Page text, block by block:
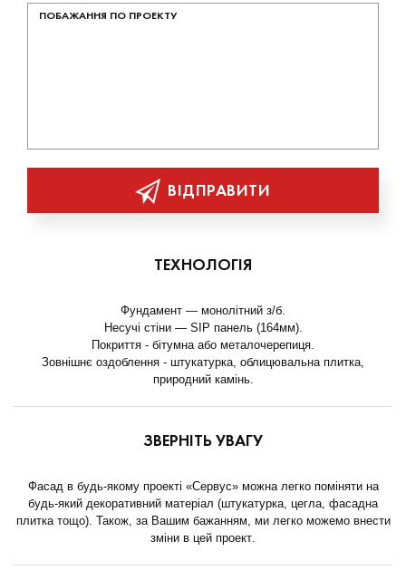
ВІДПРАВИТИ
ТЕХНОЛОГІЯ
Фундамент — монолітний з/б.
Несучі стіни — SIP панель (164мм).
Покриття - бітумна або металочерепиця.
Зовнішнє оздоблення - штукатурка, облицювальна плитка,
природний камінь.
ЗВЕРНІТЬ УВАГУ
Фасад в будь-якому проекті «Сервус» можна легко поміняти на
будь-який декоративний матеріал (штукатурка, цегла, фасадна
плитка тощо). Також, за Вашим бажанням, ми легко можемо внести
зміни в цей проект.